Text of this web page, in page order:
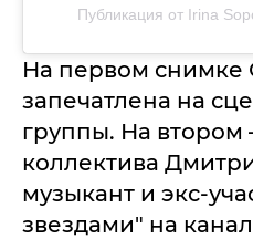
Публикация от Irina
На первом снимке
запечатлена на
группы. На втором
коллектива
музыкант и экс-
звездами" на